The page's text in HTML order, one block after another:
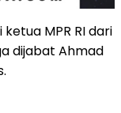
MPR RI dari
dijabat Ahmad